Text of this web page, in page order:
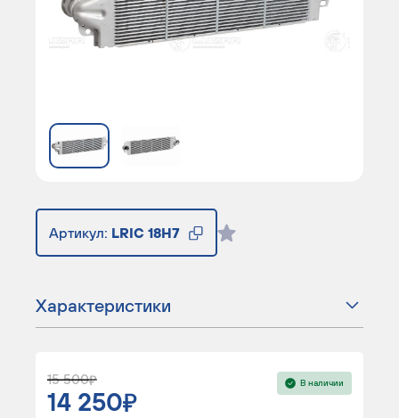
Артикул: LRIC 18H7
Характеристики
15 500
14 250
В наличии